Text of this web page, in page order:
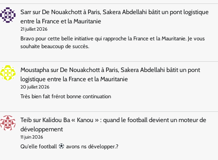
Sarrsur De Nouakchott à Paris, Sakera Abdellahi bâtit un pont logistique
entre la France et la Mauritanie
21 juillet 2026
Bravo pour cette belle initiative qui rapproche la France et la Mauritanie. Je vous
souhaite beaucoup de succès.
Moustaphasur De Nouakchott à Paris, Sakera Abdellahi bâtit un pont
logistique entre la France et la Mauritanie
20 juillet 2026
Très bien fait frérot bonne continuation
Teibsur Kalidou Ba « Kanou » : quand le football devient un moteur de
développement
11 juin 2026
Qu'elle football avons ns développer.?